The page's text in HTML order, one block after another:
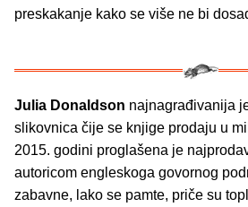
preskakanje kako se više ne bi
Julia Donaldson najnagrađivanija
slikovnica čije se knjige prodaju u
2015. godini proglašena je
autoricom engleskoga govornog
zabavne, lako se pamte, priče su